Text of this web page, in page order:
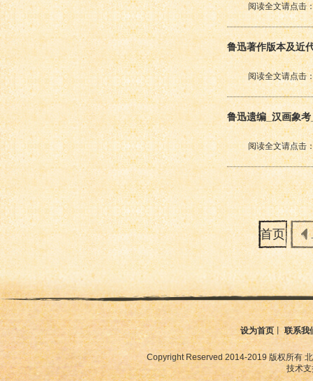
阅读全文请点击
鲁迅著作版本及
阅读全文请点击
鲁迅遗编_汉画象
阅读全文请点击
首页
设为首页丨联系我
Copyright Reserved 2014-2019 版权所有
技术